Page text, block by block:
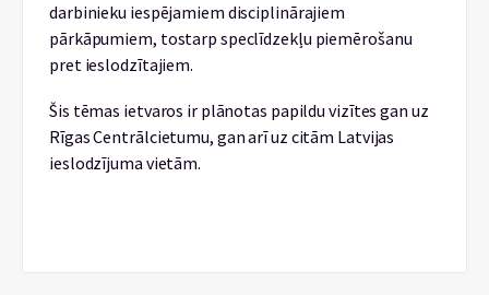
darbinieku iespējamiem disciplinārajiem
pārkāpumiem, tostarp speclīdzekļu piemērošanu
pret ieslodzītajiem.
Šis tēmas ietvaros ir plānotas papildu vizītes gan uz
Rīgas Centrālcietumu, gan arī uz citām Latvijas
ieslodzījuma vietām.